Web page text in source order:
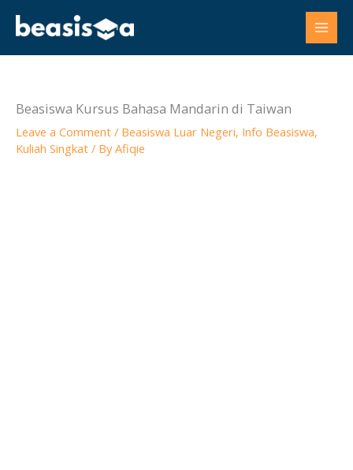
content
Beasiswa Kursus Bahasa Mandarin di Taiwan
Leave a Comment / Beasiswa Luar Negeri, Info Beasiswa,
Kuliah Singkat / ByAfiqie